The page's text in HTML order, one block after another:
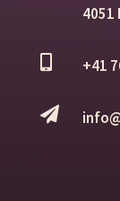
4051
 +41
